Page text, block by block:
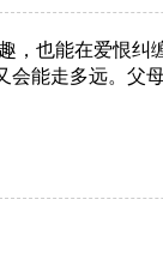
也能在爱恨纠
会能走多远。父